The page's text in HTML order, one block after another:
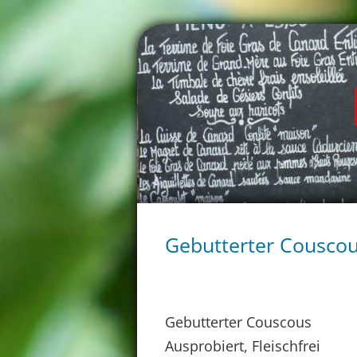
Gebutterter
Gebutterter Couscous
Ausprobiert, Fleischfrei